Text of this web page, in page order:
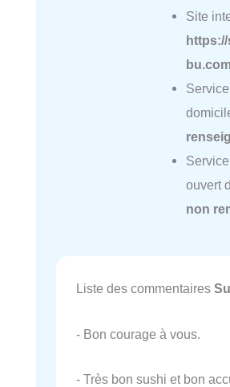
Site
ouvert
non
Liste des commentaires
- Bon courage à vous.
- Très bon sushi et bon